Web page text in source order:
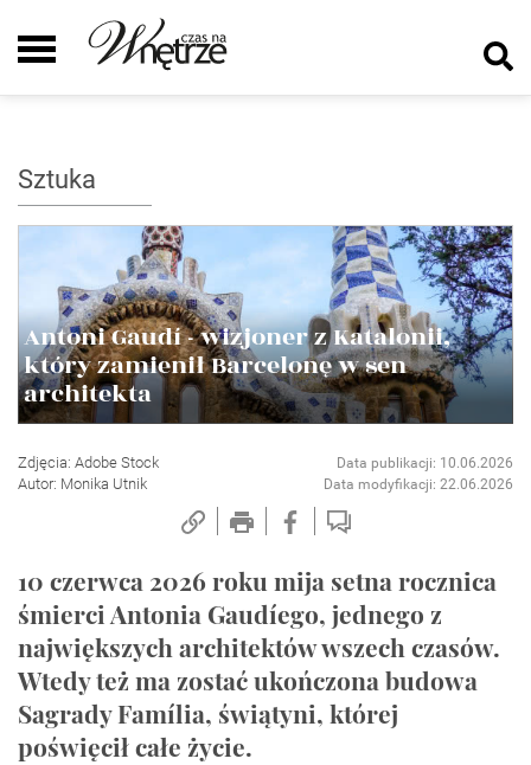
Sztuka
Antoni Gaudí - wizjoner z Katalonii,
który zamienił Barcelonę w sen
architekta
Zdjęcia: Adobe Stock
Autor: Monika Utnik
Data publikacji: 10.06.2026
Data modyfikacji: 22.06.2026
10 czerwca 2026 roku mija setna rocznica
śmierci Antonia Gaudíego, jednego z
największych architektów wszech czasów.
Wtedy też ma zostać ukończona budowa
Sagrady Família, świątyni, której
poświęcił całe życie.